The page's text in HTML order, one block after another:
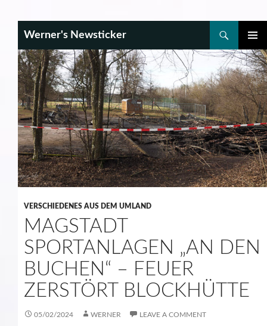
Werner's Newsticker
MENU
TO
CONTENT
VERSCHIEDENES AUS DEM UMLAND
MAGSTADT
SPORTANLAGEN „AN DEN
BUCHEN“ – FEUER
ZERSTÖRT BLOCKHÜTTE
05/02/2024 WERNER LEAVE A COMMENT